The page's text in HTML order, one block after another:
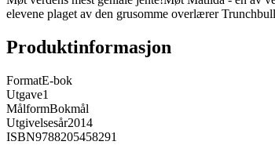
elevene plaget av den grusomme overlærer
Produktinformasjon
FormatE-bok
Utgave1
MålformBokmål
Utgivelsesår2014
ISBN9788205458291